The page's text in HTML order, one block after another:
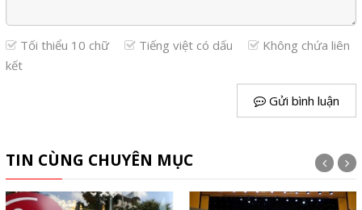
Tối thiểu 10 chữ Tiếng việt có dấu
Không chứa liên
kết
Gửi bình luận
TIN CÙNG CHUYÊN MỤC